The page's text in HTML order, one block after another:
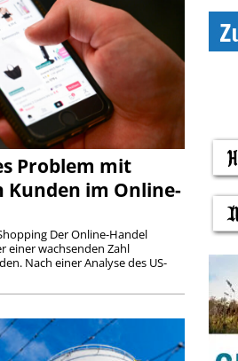
Problem mit
im Online-
Der Online-Handel
einer wachsenden Zahl
Nach einer Analyse des US-